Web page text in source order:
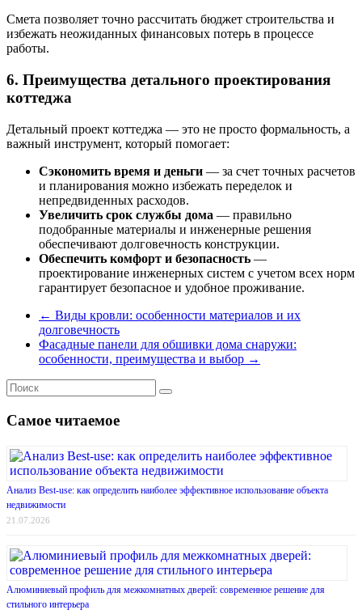
Смета позволяет точно рассчитать бюджет строительства и
избежать неожиданных финансовых потерь в процессе
работы.
6. Преимущества детального проектирования
коттеджа
Детальный проект коттеджа — это не просто формальность, а
важный инструмент, который помогает:
Сэкономить время и деньги — за счет точных расчетов
и планирования можно избежать переделок и
непредвиденных расходов.
Увеличить срок службы дома — правильно
подобранные материалы и инженерные решения
обеспечивают долговечность конструкции.
Обеспечить комфорт и безопасность —
проектирование инженерных систем с учетом всех норм
гарантирует безопасное и удобное проживание.
← Виды кровли: особенности материалов и их
долговечность
Фасадные панели для обшивки дома снаружи:
особенности, преимущества и выбор →
Самое читаемое
Анализ Best-use: как определить наиболее эффективное использование объекта
недвижимости
21.07.2026
Алюминиевый профиль для межкомнатных дверей: современное решение для
стильного интерьера